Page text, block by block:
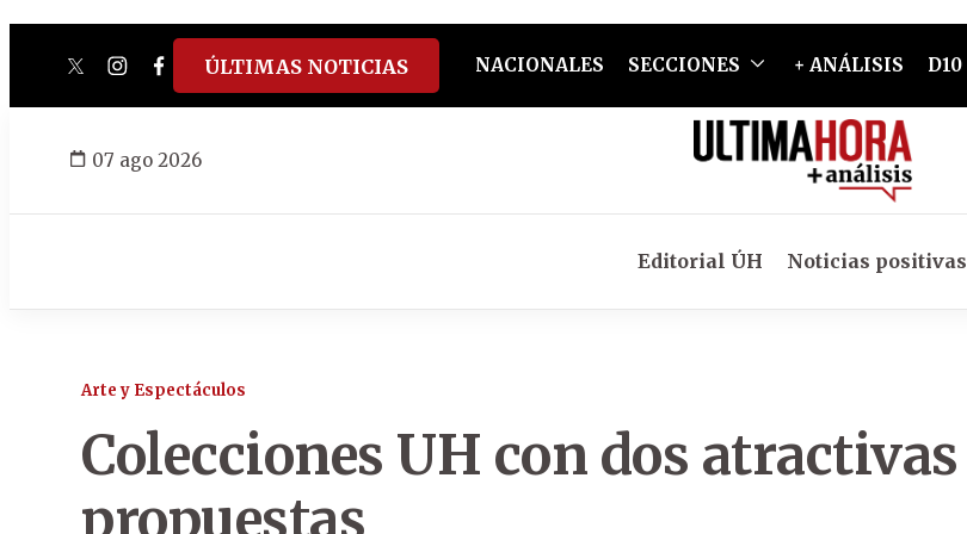
twitterinstagram
facebook
tiktokyoutube
spotify
ÚLTIMAS NOTICIAS NACIONALES SECCIONES + ANÁLISIS D10
07 ago 2026
Editorial ÚH Noticias positivas
Arte y Espectáculos
Colecciones UH con dos atractivas
propuestas